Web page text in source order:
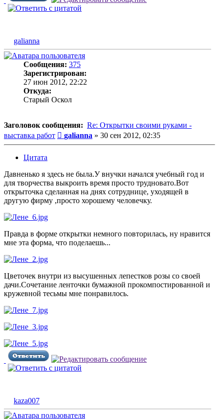
galianna
Сообщения: 375
Зарегистрирован:
27 июн 2012, 22:22
Откуда:
Старый Оскол
Заголовок сообщения: Re: Открытки своими руками -
выставка работ
Сообщение
galianna » 30 сен 2012, 02:35
Цитата
Давненько я здесь не была.У внучки начался учебный год и
для творчества выкроить время просто трудновато.Вот
открыточка сделанная на днях сотруднице, уходящей в
другую фирму ,просто хорошему человечку.
Правда в форме открытки немного повторилась, ну нравится
мне эта форма, что поделаешь...
Цветочек внутри из высушенных лепестков розы со своей
дачи.Сочетание ленточки бумажной прокомпостированной и
кружевной тесьмы мне понравилось.
kaza007